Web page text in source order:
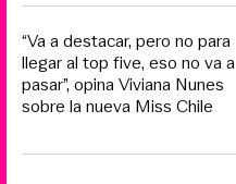
“Va a destacar, pero no para
llegar al top five, eso no va a
pasar”, opina Viviana Nunes
sobre la nueva Miss Chile